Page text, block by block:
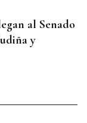
al Senado
y